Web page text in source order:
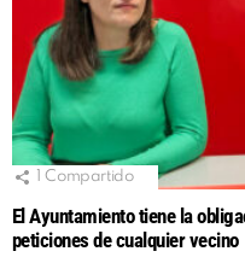
Compartido
El Ayuntamiento tiene la
peticiones de cualquier vecino